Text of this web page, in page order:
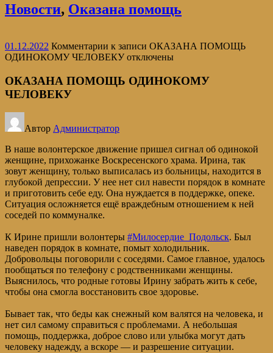
Новости, Оказана помощь
01.12.2022 Комментарии к записи ОКАЗАНА ПОМОЩЬ
ОДИНОКОМУ ЧЕЛОВЕКУотключены
ОКАЗАНА ПОМОЩЬ ОДИНОКОМУ
ЧЕЛОВЕКУ
Автор Администратор
В наше волонтерское движение пришел сигнал об одинокой
женщине, прихожанке Воскресенского храма. Ирина, так
зовут женщину, только выписалась из больницы, находится в
глубокой депрессии. У нее нет сил навести порядок в комнате
и приготовить себе еду. Она нуждается в поддержке, опеке.
Ситуация осложняется ещё враждебным отношением к ней
соседей по коммуналке.
К Ирине пришли волонтеры #Милосердие_Подольск. Был
наведен порядок в комнате, помыт холодильник.
Добровольцы поговорили с соседями. Самое главное, удалось
пообщаться по телефону с родственниками женщины.
Выяснилось, что родные готовы Ирину забрать жить к себе,
чтобы она смогла восстановить свое здоровье.
Бывает так, что беды как снежный ком валятся на человека, и
нет сил самому справиться с проблемами. А небольшая
помощь, поддержка, доброе слово или улыбка могут дать
человеку надежду, а вскоре — и разрешение ситуации.